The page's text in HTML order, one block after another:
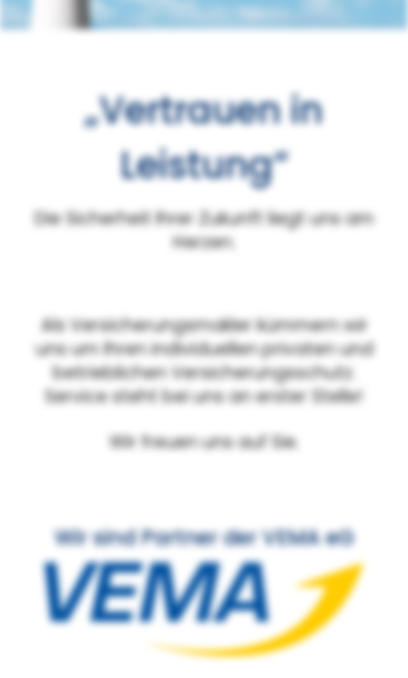
„Vertrauen in
Leistung“
Die Sicherheit Ihrer Zukunft liegt uns am
Herzen.
Als Versicherungsmakler kümmern wir
uns um Ihren individuellen privaten und
betrieblichen Versicherungsschutz.
Service steht bei uns an erster Stelle!
Wir freuen uns auf Sie.
Wir sind Partner der VEMA eG